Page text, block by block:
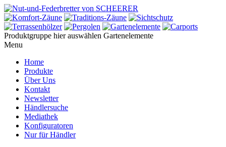
Produktgruppe hier auswählen Gartenelemente
Menu
Home
Produkte
Über Uns
Kontakt
Newsletter
Händlersuche
Mediathek
Konfiguratoren
Nur für Händler